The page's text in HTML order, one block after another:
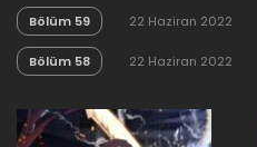
Bölüm 59 22 Haziran 2022
Bölüm 58 22 Haziran 2022